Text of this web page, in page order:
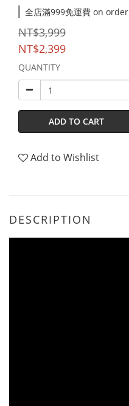
全店滿999免運費 on order
NT$3,999
NT$2,399
QUANTITY
ADD TO CART
Add to Wishlist
DESCRIPTION